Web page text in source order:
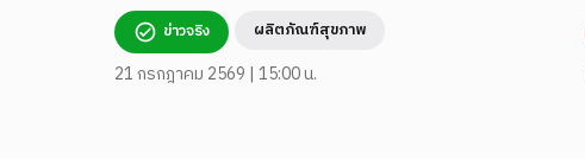
ข่าวจริง ผลิตภัณฑ์สุขภาพ
21 กรกฎาคม 2569 | 15:00 น.